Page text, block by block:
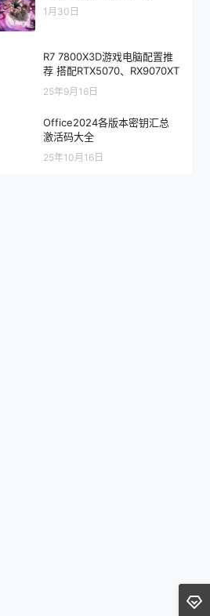
1月30日
R7 7800X3D游戏电脑配置推
荐 搭配RTX5070、RX9070XT
25年9月16日
Office2024各版本密钥汇总
激活码大全
25年10月16日